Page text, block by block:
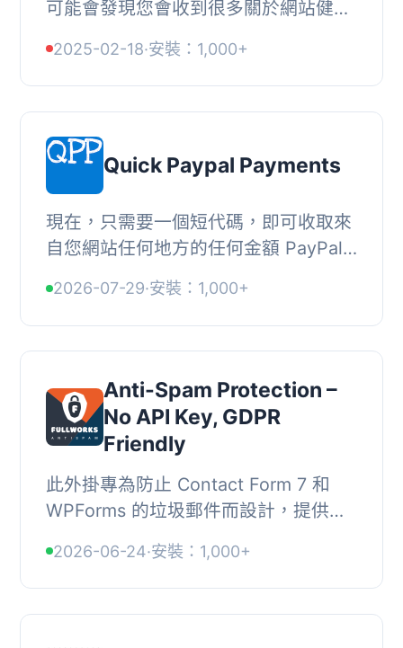
可能會發現您會收到很多關於網站健康
有者眼前。, 如果這是您自己的網站，
這是好事，但...
2025-02-18·安裝：1,000+
Quick Paypal Payments
現在，只需要一個短代碼，即可收取來
自您網站任何地方的任何金額 PayPal
選項。, 功能, , 接受所有 PayPal 認可
的貨幣, ...
2026-07-29·安裝：1,000+
Anti-Spam Protection –
No API Key, GDPR
Friendly
此外掛專為防止 Contact Form 7 和
WPForms 的垃圾郵件而設計，提供免
交，確保真正的客戶詢問不會被淹沒。,
, 【主要功能...
2026-06-24·安裝：1,000+